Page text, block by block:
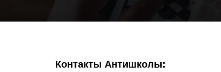
Контакты Антишколы: